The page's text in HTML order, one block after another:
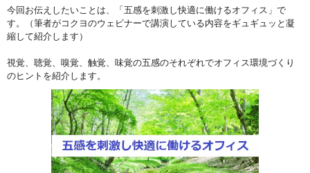
今回お伝えしたいことは、「五感を刺激し快適に働けるオフィス」で
す。（筆者がコクヨのウェビナーで講演している内容をギュギュッと凝
縮して紹介します）
視覚、聴覚、嗅覚、触覚、味覚の五感のそれぞれでオフィス環境づくり
のヒントを紹介します。